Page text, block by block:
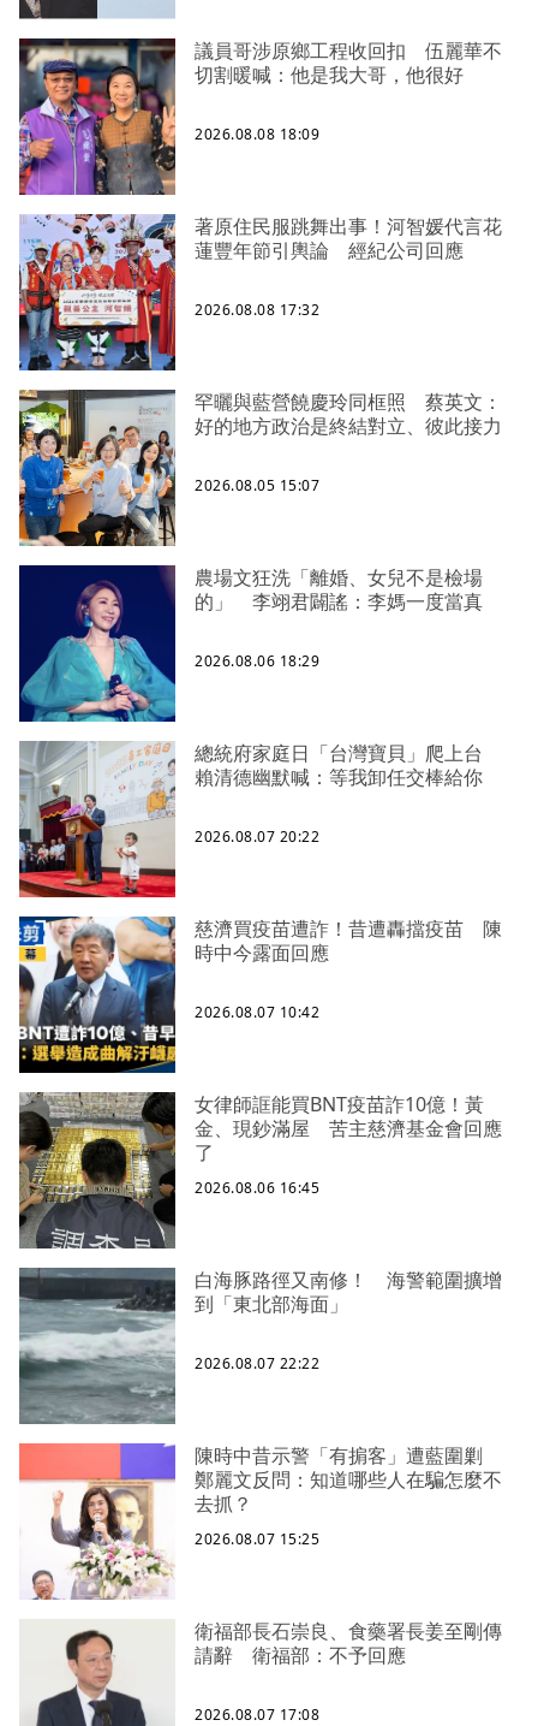
議員哥涉原鄉工程收回扣 伍麗華不
切割暖喊：他是我大哥，他很好
2026.08.08 18:09
著原住民服跳舞出事！河智媛代言花
蓮豐年節引輿論 經紀公司回應
2026.08.08 17:32
罕曬與藍營饒慶玲同框照 蔡英文：
好的地方政治是終結對立、彼此接力
2026.08.05 15:07
農場文狂洗「離婚、女兒不是檢場
的」 李翊君闢謠：李媽一度當真
2026.08.06 18:29
總統府家庭日「台灣寶貝」爬上台
賴清德幽默喊：等我卸任交棒給你
2026.08.07 20:22
慈濟買疫苗遭詐！昔遭轟擋疫苗 陳
時中今露面回應
2026.08.07 10:42
女律師誆能買BNT疫苗詐10億！黃
金、現鈔滿屋 苦主慈濟基金會回應
了
2026.08.06 16:45
白海豚路徑又南修！ 海警範圍擴增
到「東北部海面」
2026.08.07 22:22
陳時中昔示警「有掮客」遭藍圍剿
鄭麗文反問：知道哪些人在騙怎麼不
去抓？
2026.08.07 15:25
衛福部長石崇良、食藥署長姜至剛傳
請辭 衛福部：不予回應
2026.08.07 17:08